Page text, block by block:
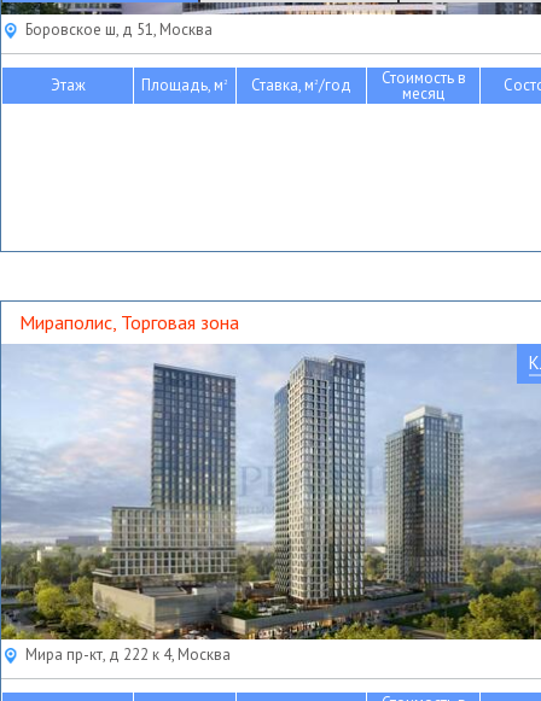
Боровское ш, д 51, Москва
Этаж Площадь, м2 Ставка, м2/год Стоимость в
месяц
Мираполис, Торговая зона
Мира пр-кт, д 222 к 4, Москва